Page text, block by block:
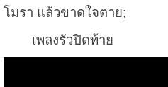
โมรา แล้วขาดใจตาย;
เพลงรัวปิดท้าย